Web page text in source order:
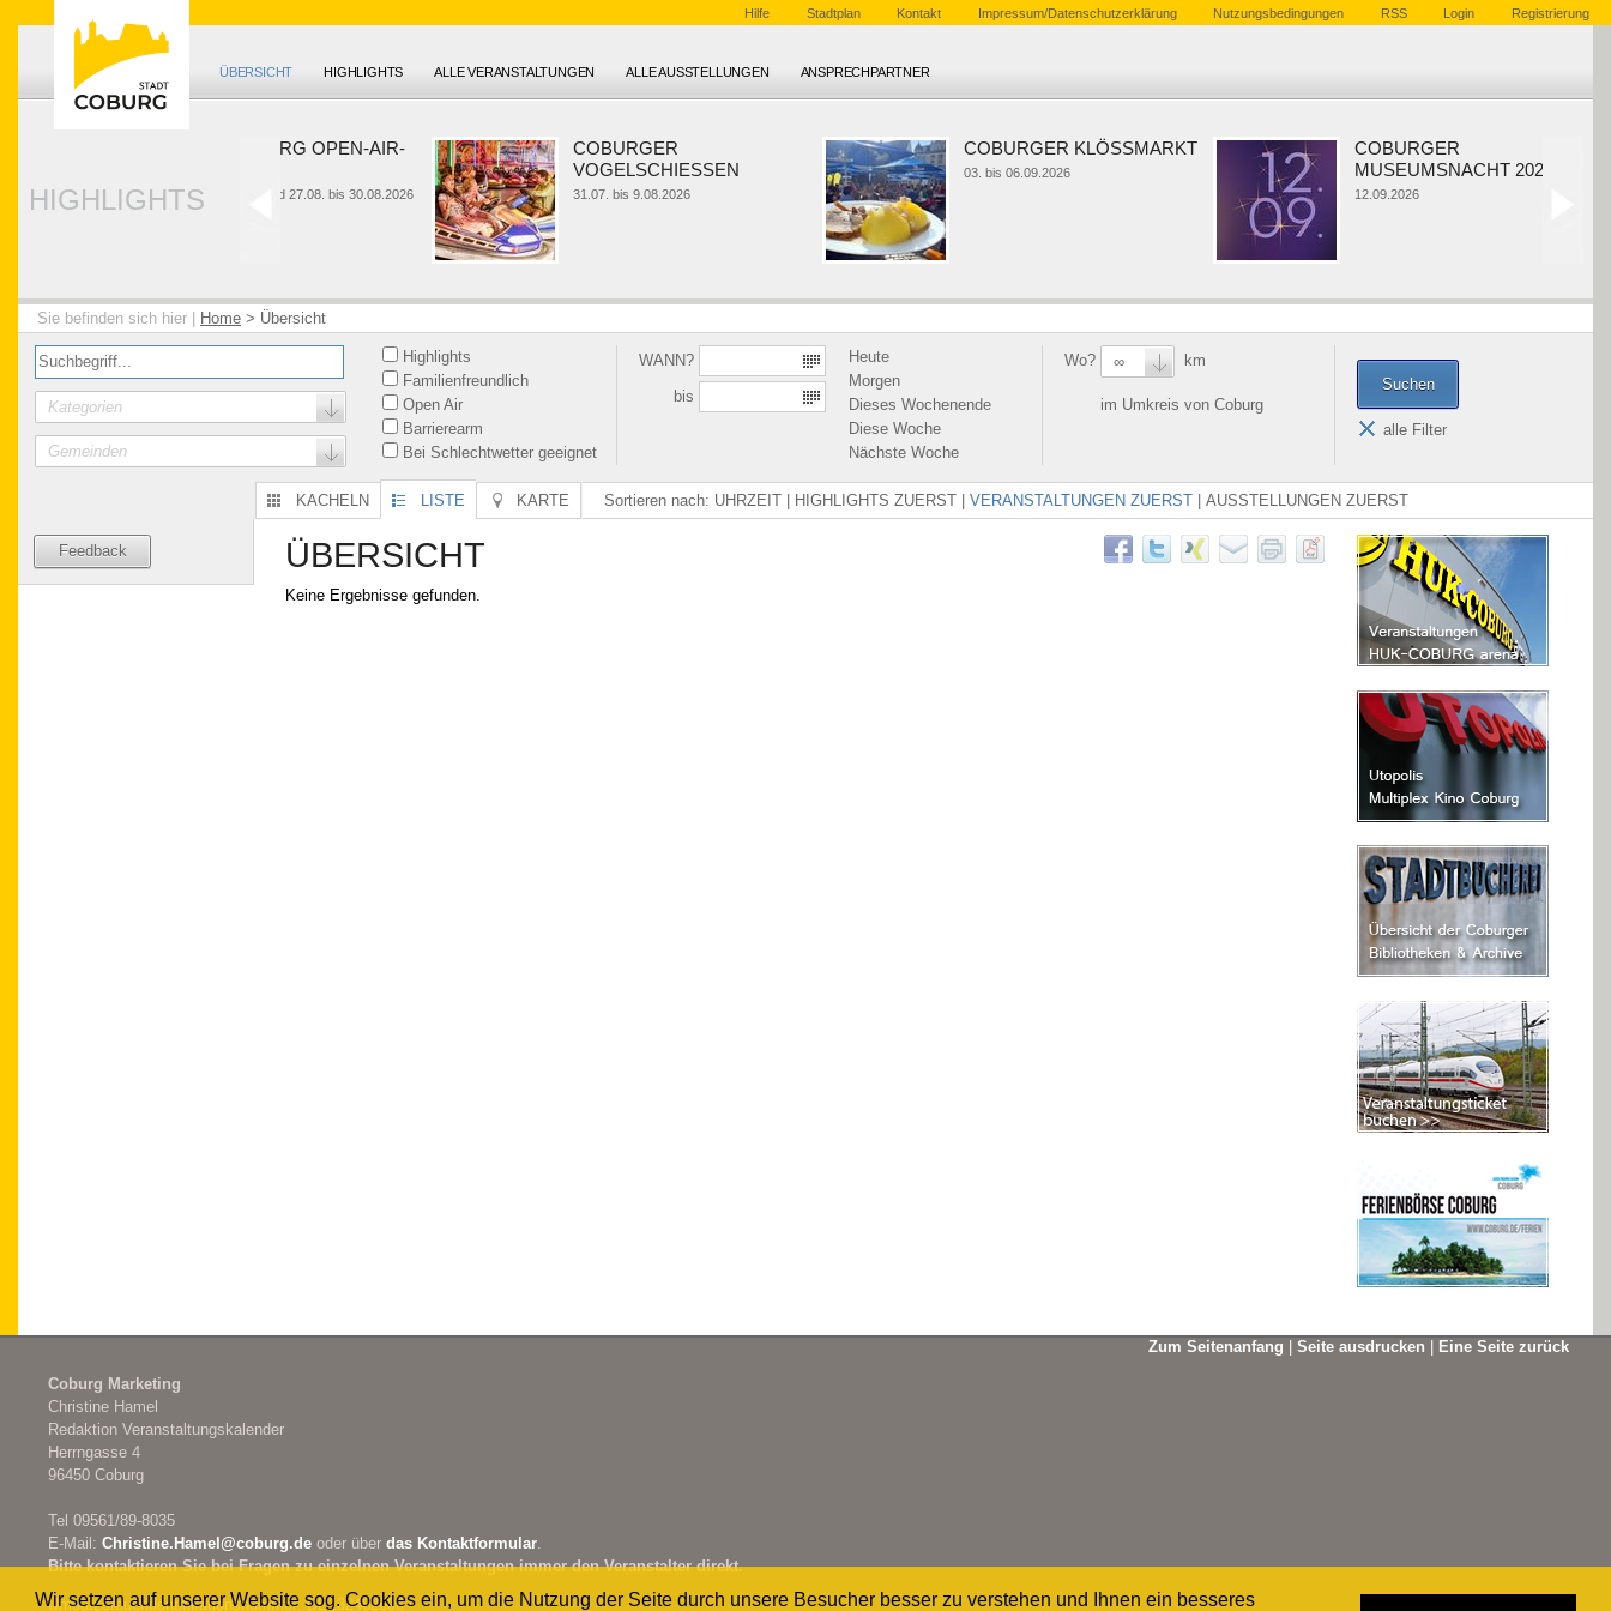
Wir setzen auf unserer Website sog. Cookies ein, um die Nutzung der Seite durch unsere Besucher besser zu verstehen und Ihnen ein besseres
Hilfe Stadtplan Kontakt Impressum/Datenschutzerklärung Nutzungsbedingungen RSS Login Registrierung
ÜBERSICHT HIGHLIGHTS ALLE VERANSTALTUNGEN ALLE AUSSTELLUNGEN ANSPRECHPARTNER
HIGHLIGHTS
HUK-COBURG OPEN-AIR-
26. bis 28.06. und 27.08. bis 30.08.2026
COBURGER
VOGELSCHIESSEN
31.07. bis 9.08.2026
COBURGER KLÖSSMARKT
03. bis 06.09.2026
COBURGER
MUSEUMSNACHT 2026
12.09.2026
Sie befinden sich hier | Home > Übersicht
Kategorien
Gemeinden
Highlights
Familienfreundlich
Open Air
Barrierearm
Bei Schlechtwetter geeignet
WANN?
bis
Heute
Morgen
Dieses Wochenende
Diese Woche
Nächste Woche
Wo? ∞ km
im Umkreis von Coburg
alle Filter
KACHELN LISTE KARTE Sortieren nach: UHRZEIT HIGHLIGHTS ZUERST VERANSTALTUNGEN ZUERST AUSSTELLUNGEN ZUERST
Feedback ÜBERSICHT
Keine Ergebnisse gefunden.
Zum Seitenanfang Seite ausdrucken Eine Seite zurück
Coburg Marketing
Christine Hamel
Redaktion Veranstaltungskalender
Herrngasse 4
96450 Coburg
Tel 09561/89-8035
E-Mail: Christine.Hamel@coburg.de oder über das Kontaktformular
Bitte kontaktieren Sie bei Fragen zu einzelnen Veranstaltungen immer den Veranstalter direkt.
Umsatzsteueridentifikationsnummer: DE132462698